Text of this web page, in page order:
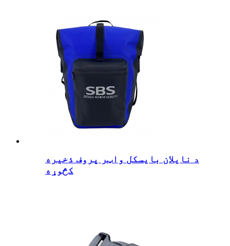
د نایلان بایسکل واټر پروف ذخیره
کڅوړه